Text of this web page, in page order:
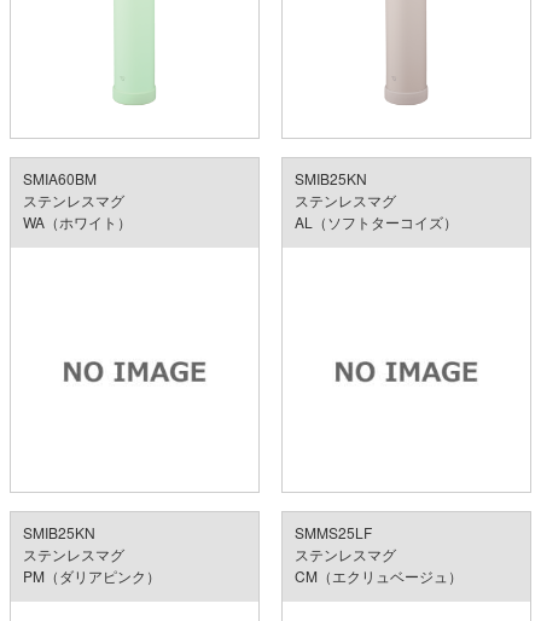
SMIA60BM
ステンレスマグ
WA（ホワイト）
SMIB25KN
ステンレスマグ
AL（ソフトターコイズ）
SMIB25KN
ステンレスマグ
PM（ダリアピンク）
SMMS25LF
ステンレスマグ
CM（エクリュベージュ）